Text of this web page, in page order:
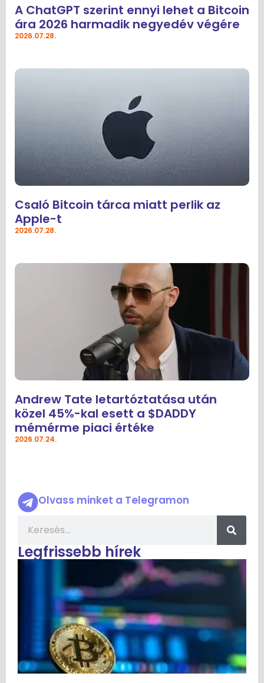
A ChatGPT szerint ennyi lehet a Bitcoin
ára 2026 harmadik negyedév végére
2026.07.28.
Csaló Bitcoin tárca miatt perlik az
Apple-t
2026.07.28.
Andrew Tate letartóztatása után
közel 45%-kal esett a $DADDY
mémérme piaci értéke
2026.07.24.
Olvass minket a Telegramon
Legfrissebb hírek